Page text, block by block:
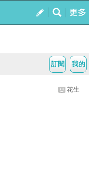
我的
訂閱
花生